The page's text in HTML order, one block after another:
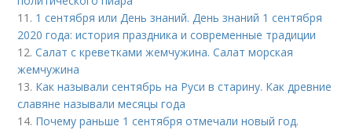
11. 1 сентября или День знаний. День знаний 1 сентября
2020 года: история праздника и современные традиции
12.Салат с креветками жемчужина. Салат морская
жемчужина
13. Как называли сентябрь на Руси в старину. Как древние
славяне называли месяцы года
14. Почему раньше 1 сентября отмечали новый год.